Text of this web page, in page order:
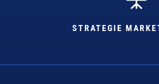
STRATEGIE